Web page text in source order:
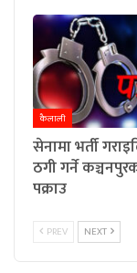
कैलाली
सेनामा भर्ती
ठगी गर्ने
पक्राउ
PREV NEXT